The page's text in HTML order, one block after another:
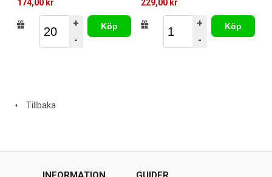
174,00 kr
+
-
Köp
229,00 kr
+
-
Köp
Tillbaka